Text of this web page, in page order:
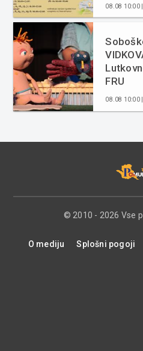
08.08 10:00
FRU
08.08 10:00
© 2010 - 2026 Vse
O mediju Splošni pogoji